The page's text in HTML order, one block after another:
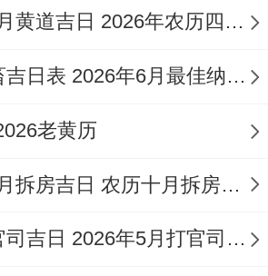
月大 初八日
、入宅、出行、动土、会亲
、起基、安门、安床、造
碧-轩辕星（木）-安神
2026年阴历四月黄道吉日 2026年农历四月二十六是黄道吉日吗
2026年6月纳畜吉日表 2026年6月最佳纳畜日是几号
老黄历
2026年农历十月拆房吉日 农历十月拆房黄道吉日
2026年4月打官司吉日 2026年5月打官司吉日